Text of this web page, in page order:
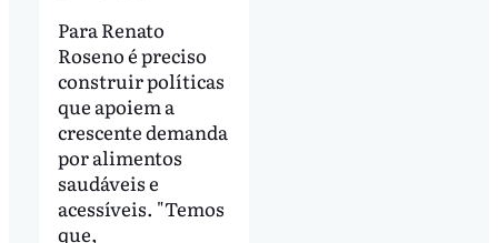
Para Renato
Roseno é preciso
construir políticas
que apoiem a
crescente demanda
por alimentos
saudáveis e
acessíveis. "Temos
que,